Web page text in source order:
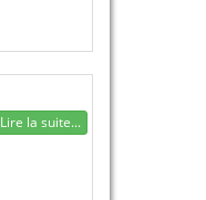
Lire la suite...